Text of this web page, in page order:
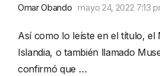
Omar Obando mayo 24, 2022 7:13
Así como lo leíste en el título, el
Islandia, o también llamado
confirmó que …